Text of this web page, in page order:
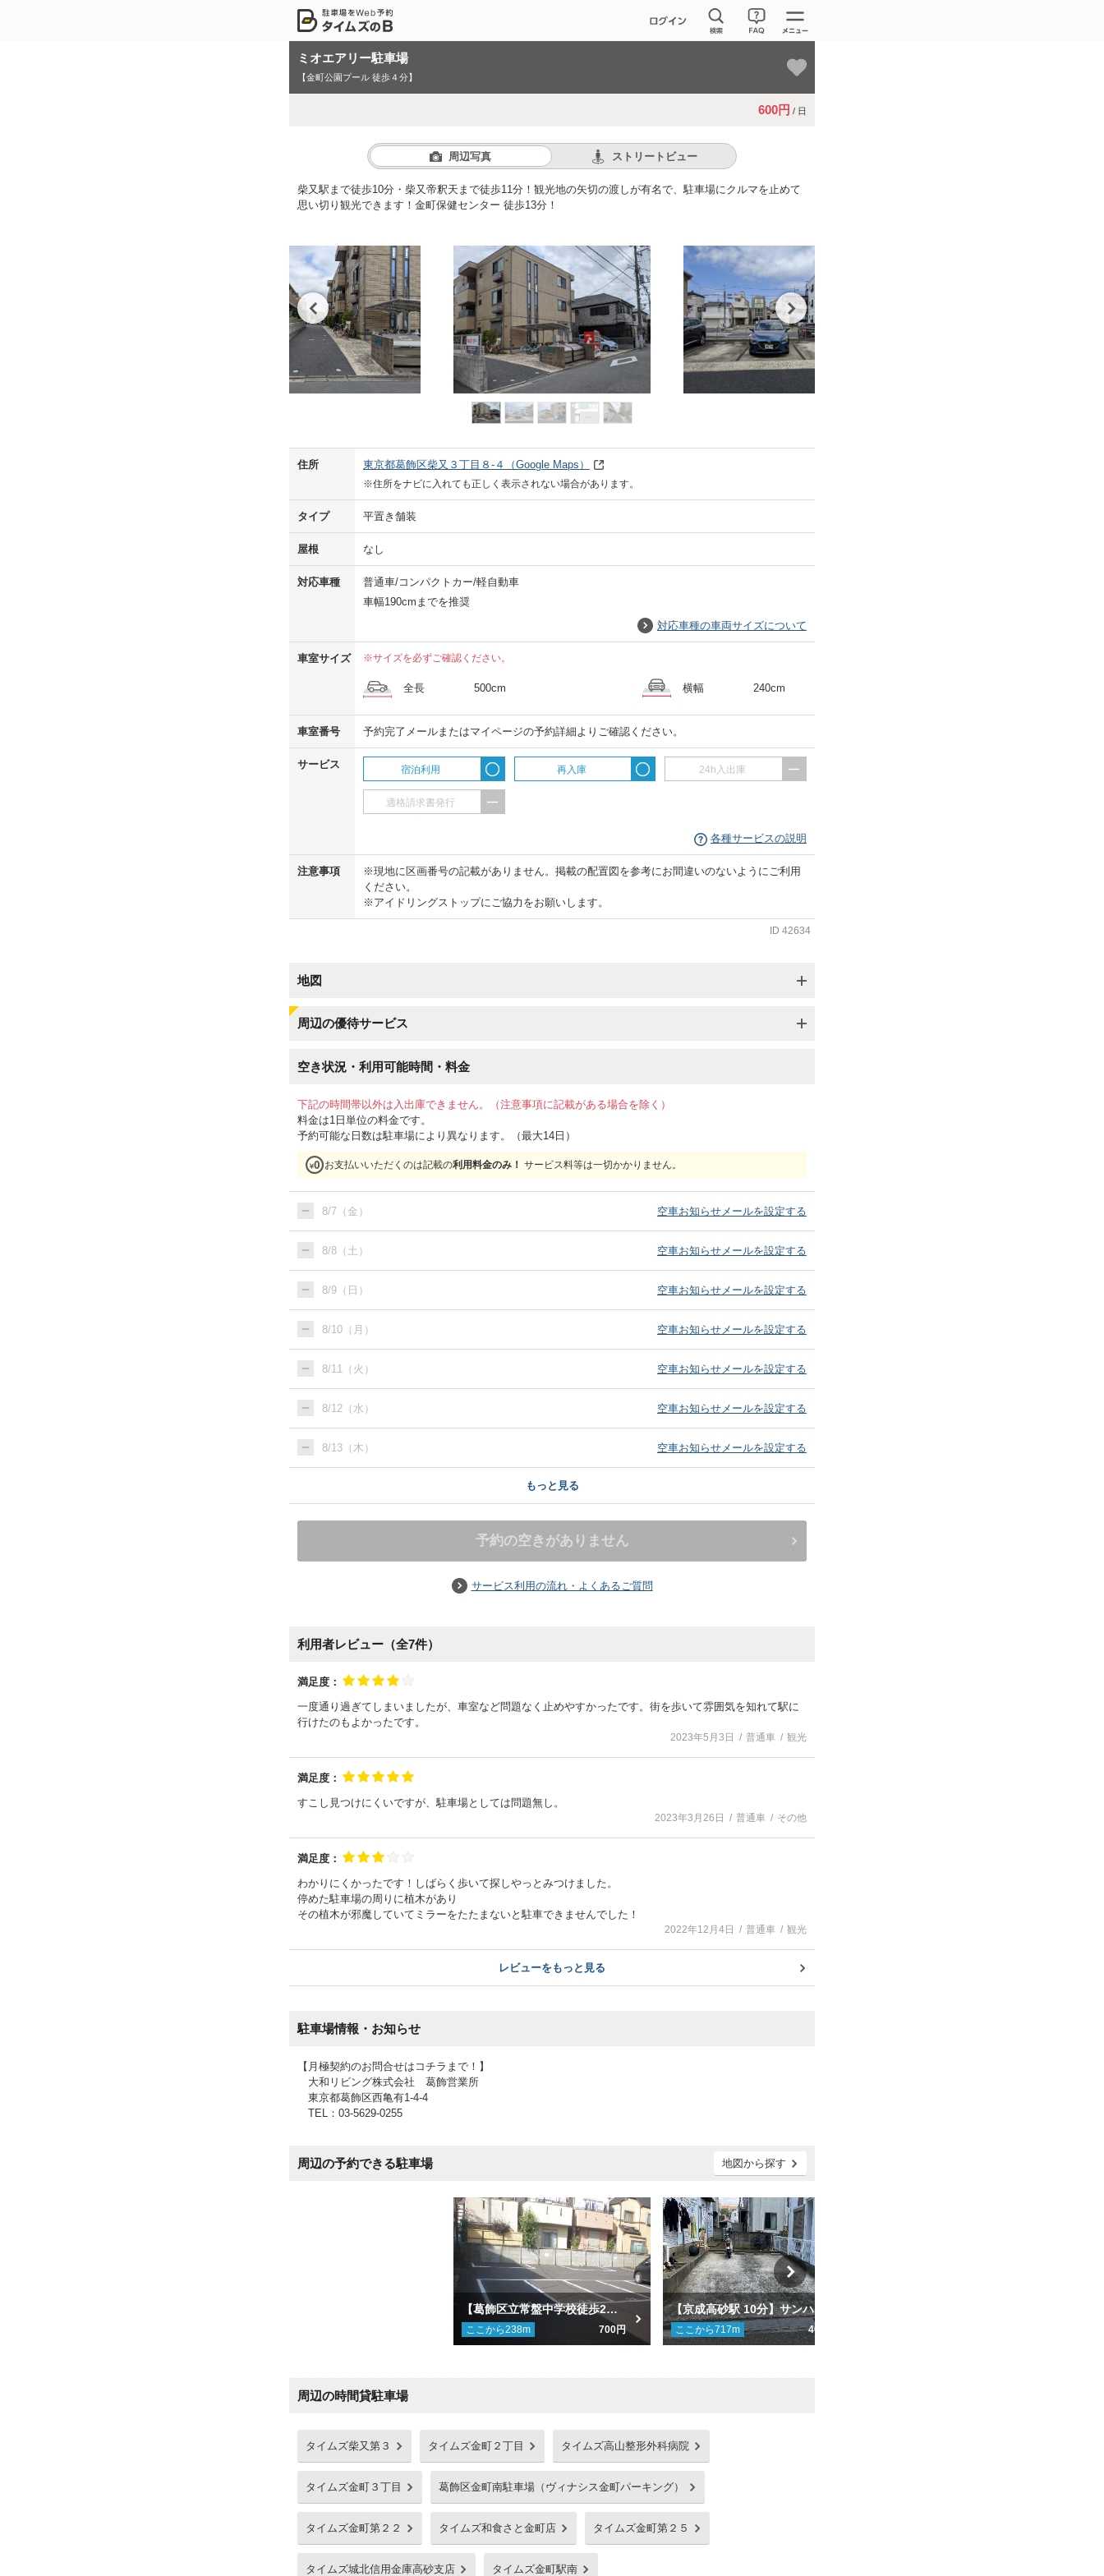
ミオエアリー駐車場
【金町公園プール 徒歩４分】
600円 / 日
周辺写真 ストリートビュー
柴又駅まで徒歩10分・柴又帝釈天まで徒歩11分！観光地の矢切の渡しが有名で、駐車場にクルマを止めて
思い切り観光できます！金町保健センター 徒歩13分！
Previo
住所 東京都葛飾区柴又３丁目８-４ （Google Maps）
※住所をナビに入れても正しく表示されない場合があります。
タイプ 平置き舗装
屋根 なし
対応車種
普通車/コンパクトカー/軽自動車
車幅190cmまでを推奨
対応車種の車両サイズについて
車室サイズ ※サイズを必ずご確認ください。
全長 500cm 横幅 240cm
車室番号 予約完了メールまたはマイページの予約詳細よりご確認ください。
サービス 宿泊利用 再入庫 24h入出庫
適格請求書発行
各種サービスの説明
注意事項
※現地に区画番号の記載がありません。掲載の配置図を参考にお間違いのないようにご利用
ください。
※アイドリングストップにご協力をお願いします。
ID 42634
地図
周辺の優待サービス
空き状況・利用可能時間・料金
下記の時間帯以外は入出庫できません。（注意事項に記載がある場合を除く）
料金は1日単位の料金です。
予約可能な日数は駐車場により異なります。（最大14日）
お支払いいただくのは記載の利用料金のみ！ サービス料等は一切かかりません。
8/7（金） 空車お知らせメールを設定する
8/8（土） 空車お知らせメールを設定する
8/9（日） 空車お知らせメールを設定する
8/10（月） 空車お知らせメールを設定する
8/11（火） 空車お知らせメールを設定する
8/12（水） 空車お知らせメールを設定する
8/13（木） 空車お知らせメールを設定する
もっと見る
予約の空きがありません
サービス利用の流れ・よくあるご質問
利用者レビュー（全7件）
満足度：
一度通り過ぎてしまいましたが、車室など問題なく止めやすかったです。街を歩いて雰囲気を知れて駅に
行けたのもよかったです。
2023年5月3日 普通車 観光
満足度：
すこし見つけにくいですが、駐車場としては問題無し。
2023年3月26日 普通車 その他
満足度：
わかりにくかったです！しばらく歩いて探しやっとみつけました。
停めた駐車場の周りに植木があり
その植木が邪魔していてミラーをたたまないと駐車できませんでした！
2022年12月4日 普通車 観光
レビューをもっと見る
駐車場情報・お知らせ
【月極契約のお問合せはコチラまで！】
大和リビング株式会社 葛飾営業所
東京都葛飾区西亀有1-4-4
TEL：03-5629-0255
周辺の予約できる駐車場 地図から探す
【葛飾区立常盤中学校徒歩2分】金町２丁目駐車場
ここから238m 700円
【京成高砂駅 10分】サンハイム駐車場
ここから717m 400円
周辺の時間貸駐車場
タイムズ柴又第３ タイムズ金町２丁目 タイムズ高山整形外科病院
タイムズ金町３丁目 葛飾区金町南駐車場（ヴィナシス金町パーキング）
タイムズ金町第２２ タイムズ和食さと金町店 タイムズ金町第２５
タイムズ城北信用金庫高砂支店 タイムズ金町駅南